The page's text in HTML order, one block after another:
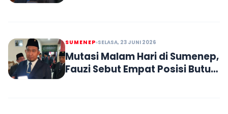
SUMENEP SELASA, 23 JUNI 2026
Mutasi Malam Hari di Sumenep,
Fauzi Sebut Empat Posisi Butuh